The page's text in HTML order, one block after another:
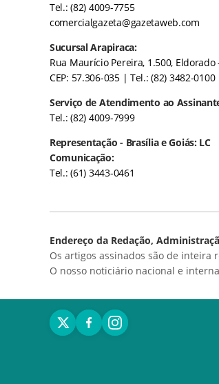
Tel.: (82) 4009-7755
comercialgazeta@gazetaweb.com
Sucursal Arapiraca:
Rua Maurício Pereira, 1.500, Eldorado
CEP: 57.306-035 | Tel.: (82) 3482-0100
Serviço de Atendimento ao
Tel.: (82) 4009-7999
Representação - Brasília e Goiás: LC
Comunicação:
Tel.: (61) 3443-0461
Endereço da Redação,
Os artigos assinados são de
O nosso noticiário nacional e